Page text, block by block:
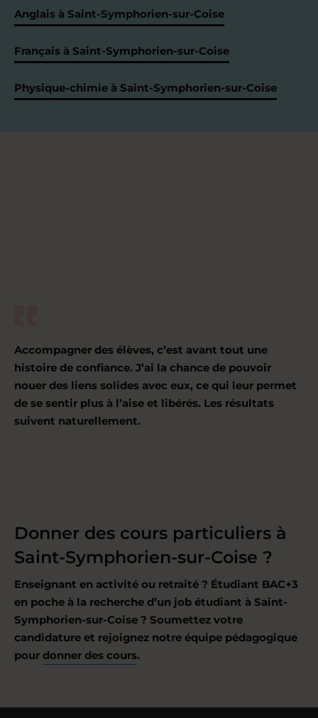
Anglais à Saint-Symphorien-sur-Coise
Français à Saint-Symphorien-sur-Coise
Physique-chimie à Saint-Symphorien-sur-Coise
Accompagner des élèves, c’est avant tout une
histoire de confiance. J’ai la chance de pouvoir
nouer des liens solides avec eux, ce qui leur permet
de se sentir plus à l’aise et libérés. Les résultats
suivent naturellement.
Donner des cours particuliers à
Saint-Symphorien-sur-Coise ?
Enseignant en activité ou retraité ? Étudiant BAC+3
en poche à la recherche d’un job étudiant à Saint-
Symphorien-sur-Coise ? Soumettez votre
candidature et rejoignez notre équipe pédagogique
pour donner des cours.